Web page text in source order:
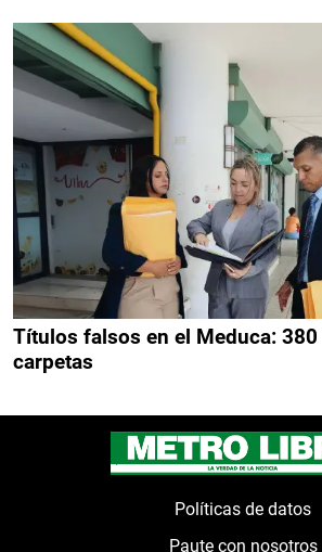
Títulos falsos en el Meduca:
carpetas
Políticas de datos
Paute con nosotros